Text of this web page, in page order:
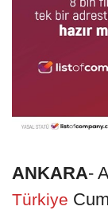
ANKARA-
Türkiye